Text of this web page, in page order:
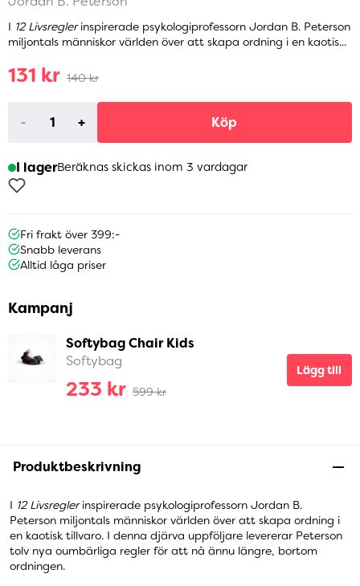
I 12 Livsreglerinspirerade psykologiprofessorn Jordan B. Peterson
miljontals människor världen över att skapa ordning i en kaotis...
131 kr 140 kr
- + Köp
I lagerBeräknas skickas inom 3 vardagar
Fri frakt över 399:-
Snabb leverans
Alltid låga priser
Kampanj
Softybag Chair Kids
Softybag
233 kr 599 kr
Lägg till
Produktbeskrivning
I 12 Livsreglerinspirerade psykologiprofessorn Jordan B.
Peterson miljontals människor världen över att skapa ordning i
en kaotisk tillvaro. I denna djärva uppföljare levererar Peterson
tolv nya oumbärliga regler för att nå ännu längre, bortom
ordningen.